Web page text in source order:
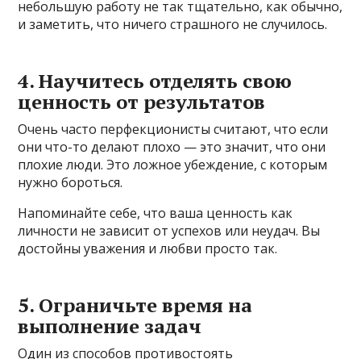
небольшую работу не так тщательно, как обычно,
и заметить, что ничего страшного не случилось.
4. Научитесь отделять свою
ценность от результатов
Очень часто перфекционисты считают, что если
они что-то делают плохо — это значит, что они
плохие люди. Это ложное убеждение, с которым
нужно бороться.
Напоминайте себе, что ваша ценность как
личности не зависит от успехов или неудач. Вы
достойны уважения и любви просто так.
5. Ограничьте время на
выполнение задач
Один из способов противостоять